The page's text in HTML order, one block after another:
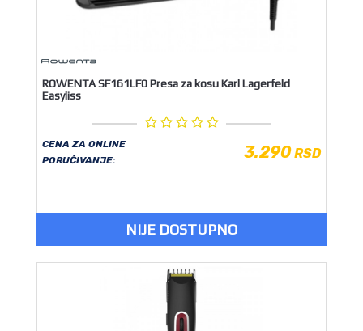
ROWENTA SF161LF0 Presa za kosu Karl Lagerfeld
Easyliss
CENA ZA ONLINE
PORUČIVANJE:
3.290RSD
NIJE DOSTUPNO